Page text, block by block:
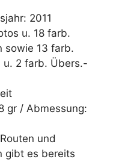
2011
u. 18 farb.
sowie 13 farb.
u. 2 farb. Übers.-
gr / Abmessung:
und
gibt es bereits